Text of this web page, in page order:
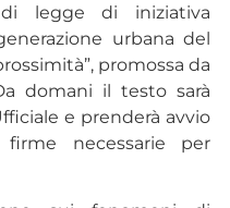
di legge di iniziativa
urbana del
promossa da
domani il testo sarà
e prenderà avvio
necessarie per